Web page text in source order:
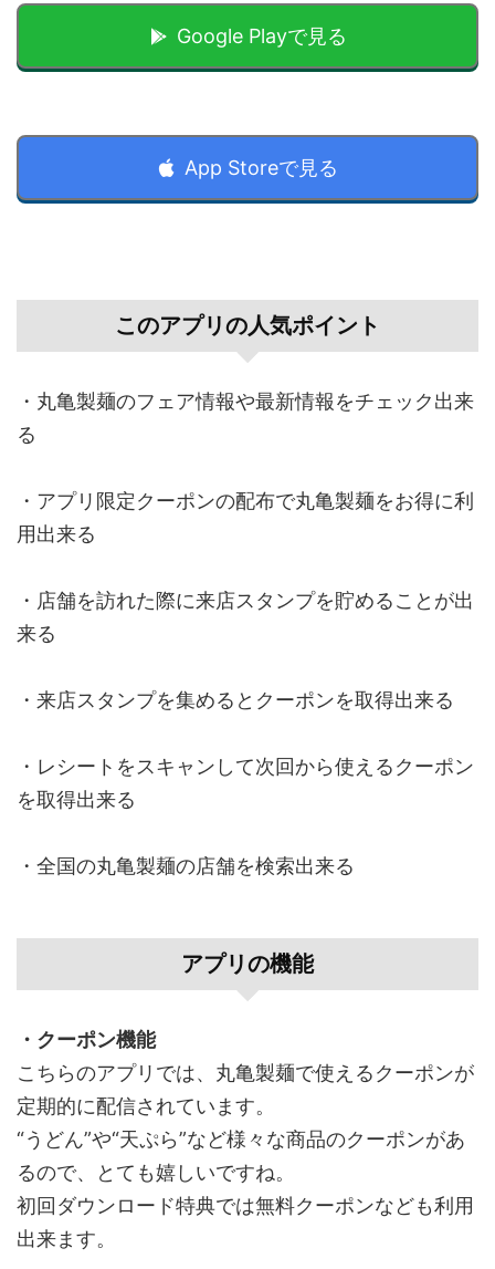
Google Playで見る
App Storeで見る
このアプリの人気ポイント
・丸亀製麺のフェア情報や最新情報をチェック出来
る
・アプリ限定クーポンの配布で丸亀製麺をお得に利
用出来る
・店舗を訪れた際に来店スタンプを貯めることが出
来る
・来店スタンプを集めるとクーポンを取得出来る
・レシートをスキャンして次回から使えるクーポン
を取得出来る
・全国の丸亀製麺の店舗を検索出来る
アプリの機能
・クーポン機能
こちらのアプリでは、丸亀製麺で使えるクーポンが
定期的に配信されています。
“うどん”や“天ぷら”など様々な商品のクーポンがあ
るので、とても嬉しいですね。
初回ダウンロード特典では無料クーポンなども利用
出来ます。